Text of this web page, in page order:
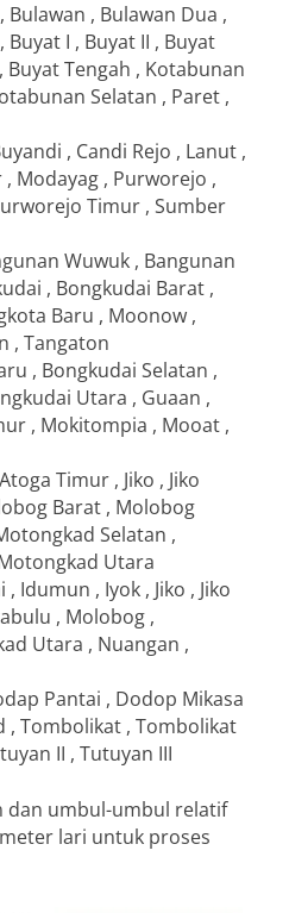
Bulawan , Bulawan Dua ,
Buyat I , Buyat II , Buyat
Buyat Tengah , Kotabunan
Selatan , Paret ,
, Candi Rejo , Lanut ,
Modayag , Purworejo ,
Timur , Sumber
Wuwuk , Bangunan
, Bongkudai Barat ,
Baru , Moonow ,
, Tangaton
, Bongkudai Selatan ,
Utara , Guaan ,
, Mokitompia , Mooat ,
Timur , Jiko , Jiko
Barat , Molobog
Selatan ,
Utara
, Idumun , Iyok , Jiko , Jiko
, Molobog ,
Utara , Nuangan ,
Pantai , Dodop Mikasa
, Tombolikat , Tombolikat
II , Tutuyan III
dan umbul-umbul relatif
lari untuk proses